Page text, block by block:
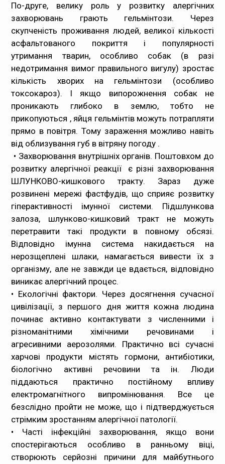
По-друге, велику роль у розвитку алергічних
захворювань грають гельмінтози. Через
скупченість проживання людей, великої кількості
асфальтованого покриття і популярності
утримання тварин, особливо собак (в разі
недотримання вимог правильного вигулу) зростає
кількість хворих на гельмінтози (особливо
токсокароз). І якщо випорожнення собак не
проникають глибоко в землю, тобто не
прикопуються , яйця гельмінтів можуть потрапляти
прямо в повітря. Тому зараження можливо навіть
від облизування губ в вітряну погоду .
• Захворювання внутрішніх органів. Поштовхом до
розвитку алергічної реакції є різні захворювання
ШЛУНКОВО-кишкового тракту. Зараз дуже
розвинені мережі фастфудів, що сприяє розвитку
гіперактивності імунної системи. Підшлункова
залоза, шлунково-кишковий тракт не можуть
перетравити такі продукти в повному обсязі.
Відповідно імунна система накидається на
нерозщеплені шлаки, намагається вивести їх з
організму, але не завжди це вдається, відповідно
виникає алергічний процес.
• Екологічні фактори. Через досягнення сучасної
цивілізації, з першого дня життя кожна людина
починає активно контактувати з численними і
різноманітними хімічними речовинами і
агресивними аерозолями. Практично всі сучасні
харчові продукти містять гормони, антибіотики,
біологічно активні речовини та ін. Люди
піддаються практично постійному впливу
електромагнітного випромінювання. Все це
безслідно пройти не може, що і підтверджується
стрімким зростанням алергічної патології.
• Часті інфекційні захворювання, якщо вони
спостерігаються особливо в ранньому віці,
створюють серйозні причини для майбутнього